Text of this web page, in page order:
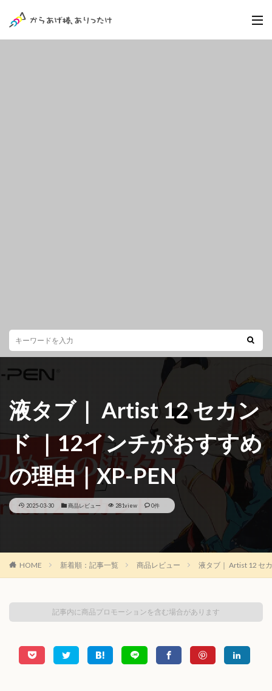
液タブ｜ Artist 12 セカン
ド ｜12インチがおすすめ
の理由｜XP-PEN
2025-03-30 商品レビュー 281view 0件
HOME 新着順：記事一覧 商品レビュー 液タブ｜ Artist 12 セ
記事内に商品プロモーションを含む場合があります